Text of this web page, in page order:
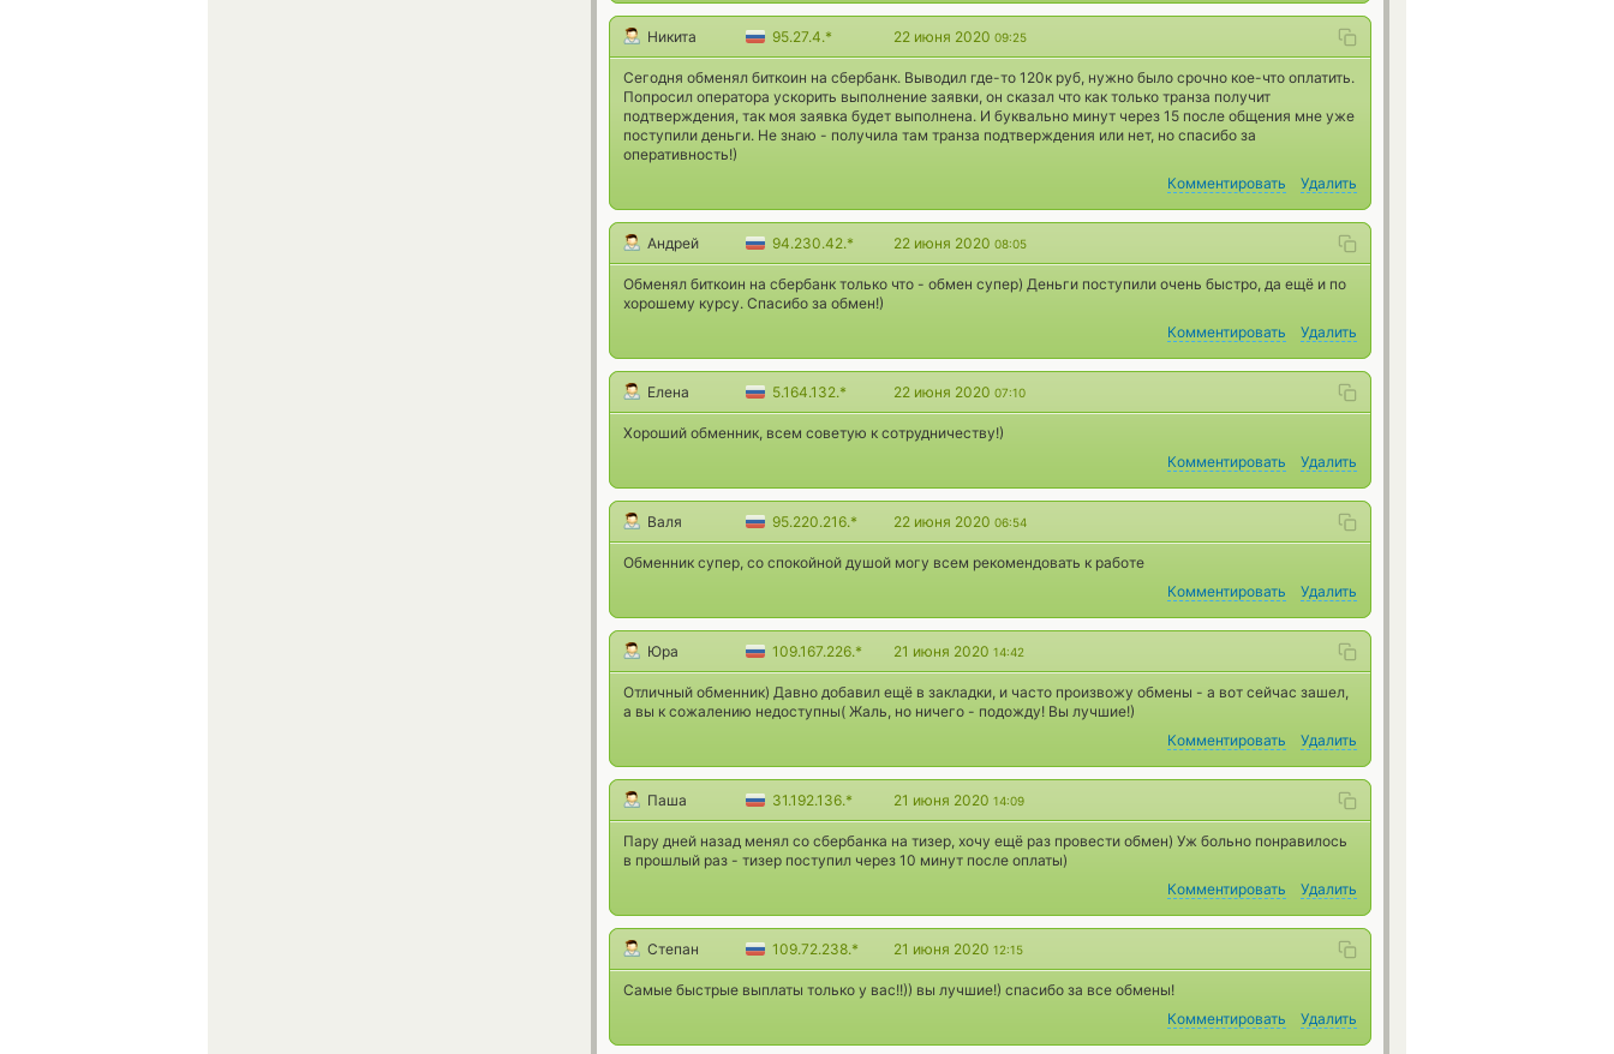
Никита 95.27.4.* 22 июня 2020 09:25
Сегодня обменял биткоин на сбербанк. Выводил где-то 120к руб, нужно было срочно кое-что оплатить.
Попросил оператора ускорить выполнение заявки, он сказал что как только транза получит
подтверждения, так моя заявка будет выполнена. И буквально минут через 15 после общения мне уже
поступили деньги. Не знаю - получила там транза подтверждения или нет, но спасибо за
оперативность!)
Комментировать
Удалить
Андрей 94.230.42.* 22 июня 2020 08:05
Обменял биткоин на сбербанк только что - обмен супер) Деньги поступили очень быстро, да ещё и по
хорошему курсу. Спасибо за обмен!)
Комментировать
Удалить
Елена 5.164.132.* 22 июня 2020 07:10
Хороший обменник, всем советую к сотрудничеству!)
Комментировать
Удалить
Валя 95.220.216.* 22 июня 2020 06:54
Обменник супер, со спокойной душой могу всем рекомендовать к работе
Комментировать
Удалить
Юра 109.167.226.* 21 июня 2020 14:42
Отличный обменник) Давно добавил ещё в закладки, и часто произвожу обмены - а вот сейчас зашел,
а вы к сожалению недоступны( Жаль, но ничего - подожду! Вы лучшие!)
Комментировать
Удалить
Паша 31.192.136.* 21 июня 2020 14:09
Пару дней назад менял со сбербанка на тизер, хочу ещё раз провести обмен) Уж больно понравилось
в прошлый раз - тизер поступил через 10 минут после оплаты)
Комментировать
Удалить
Степан 109.72.238.* 21 июня 2020 12:15
Самые быстрые выплаты только у вас!!)) вы лучшие!) спасибо за все обмены!
Комментировать
Удалить